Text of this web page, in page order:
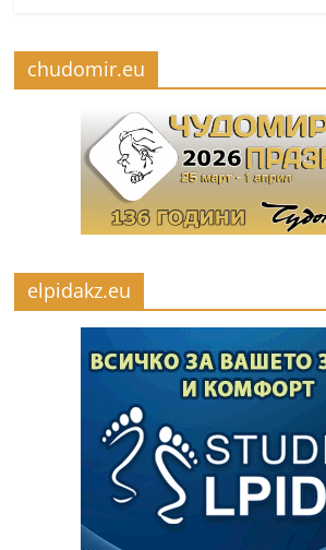
chudomir.eu
elpidakz.eu